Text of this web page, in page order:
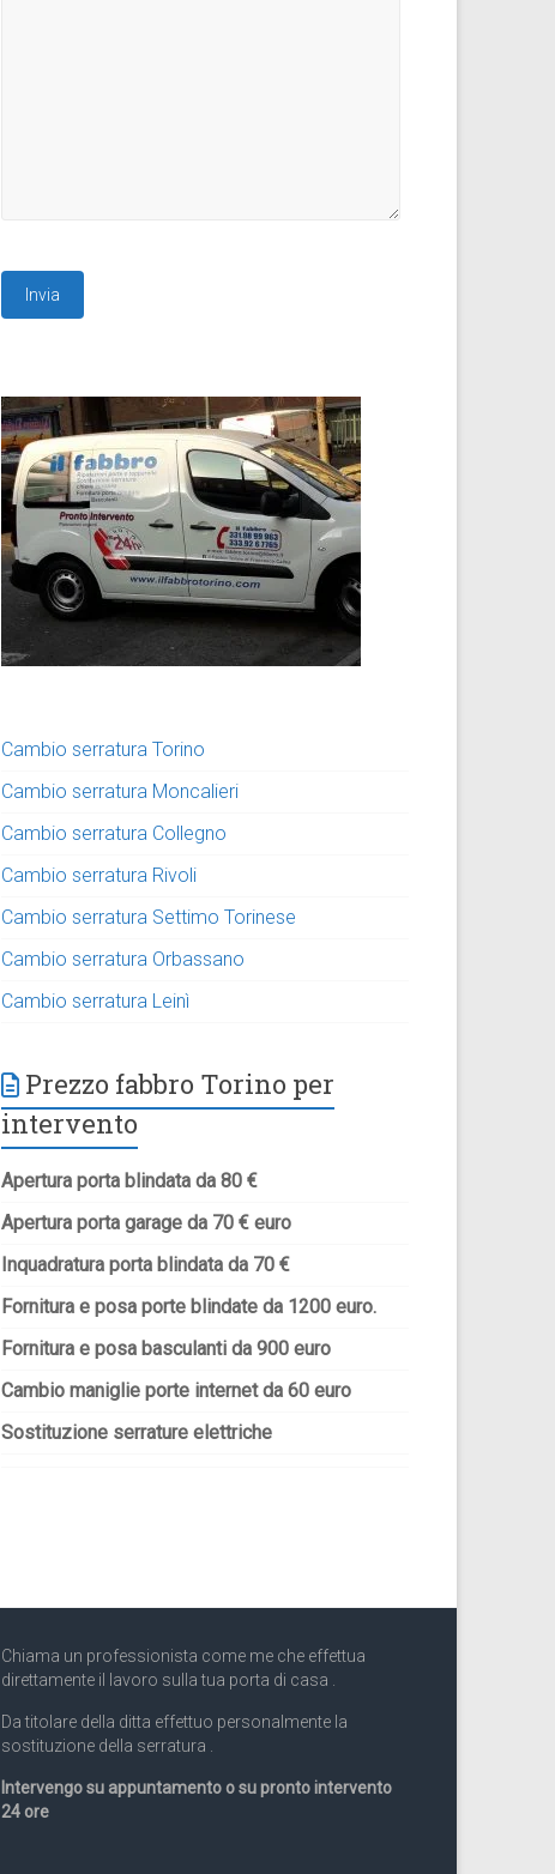
Cambio serratura Torino
Cambio serratura Moncalieri
Cambio serratura Collegno
Cambio serratura Rivoli
Cambio serratura Settimo Torinese
Cambio serratura Orbassano
Cambio serratura Leinì
Prezzo fabbro Torino per
intervento
Apertura porta blindata da 80 €
Apertura porta garage da 70 € euro
Inquadratura porta blindata da 70 €
Fornitura e posa porte blindate da 1200 euro.
Fornitura e posa basculanti da 900 euro
Cambio maniglie porte internet da 60 euro
Sostituzione serrature elettriche
Chiama un professionista come me che effettua
direttamente il lavoro sulla tua porta di casa .
Da titolare della ditta effettuo personalmente la
sostituzione della serratura .
Intervengo su appuntamento o su pronto intervento
24 ore